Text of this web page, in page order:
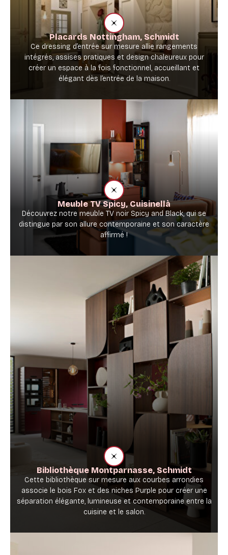
Placards Nottingham, Schmidt
Ce dressing d’entrée sur mesure allie rangements
intégrés, assises pratiques et design chaleureux pour
créer un espace à la fois fonctionnel, accueillant et
élégant dès l’entrée de la maison.
Meuble TV Spicy, Cuisinellà
Découvrez notre meuble TV noir Spicy and Black, qui se
distingue par son allure contemporaine et son caractère
affirmé !
Bibliothèque Montparnasse, Schmidt
Cette bibliothèque sur mesure aux courbes arrondies
associe le bois Fox et des niches Purple pour créer une
séparation élégante, lumineuse et contemporaine entre la
cuisine et le salon.